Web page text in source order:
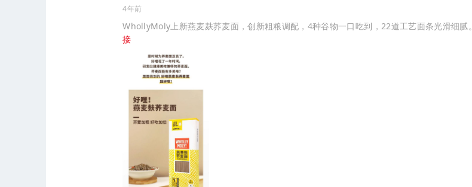
4年前
WhollyMoly上新燕麦麸荞麦面，创新粗粮调配，4种谷物一口吃到，22道工艺面条光滑细腻。
接